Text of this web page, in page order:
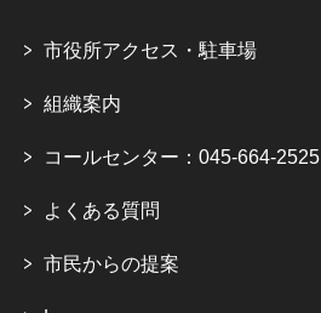
市役所アクセス・駐車場
組織案内
コールセンター：045-664-2525
よくある質問
市民からの提案